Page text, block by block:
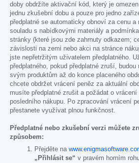
doby obdržíte aktivační kód, který je
jednu zkušební dobu a pouze pro jedno
předplatné se automaticky obnoví za cenu a
souladu s nabídkovými materiály a
stránky (které jsou zde zahrnuty odkazem;
závislosti na zemi nebo akci na stránce
jste nepřetržitým uživatelem předplatného.
předplatného, pokud předplatné zruší,
svým produktům až do konce placeného
chcete obdržet vrácení peněz za aktuální
musíte předplatné zrušit a požádat o vrácení
posledního nákupu. Po zpracování vrácení
přestanete využívat plnou funkčnost.
Předplatné nebo zkušební verzi můžete
způsobem:
Přejděte na
„Přihlásit se“ v pravém horním